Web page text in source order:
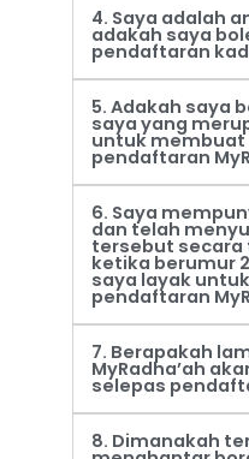
4. Saya adalah
adakah saya
pendaftaran
5. Adakah saya
saya yang
untuk
pendaftaran
6. Saya
dan telah
tersebut secara
ketika berumur
saya layak
pendaftaran
7. Berapakah
MyRadha’ah
selepas
8. Dimanakah